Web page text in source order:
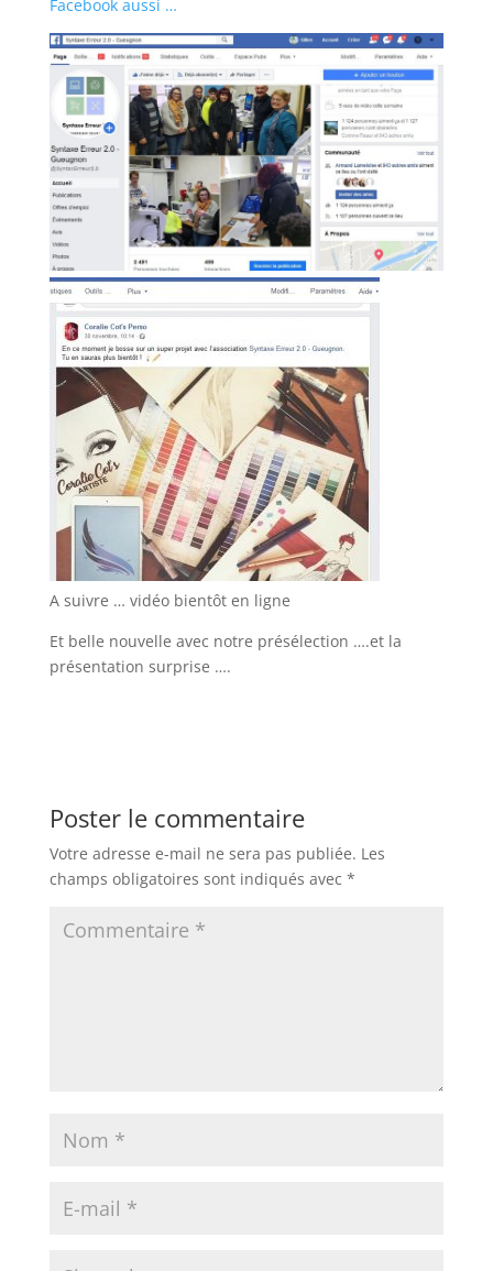
Facebook aussi …
A suivre … vidéo bientôt en ligne
Et belle nouvelle avec notre présélection ….et la
présentation surprise ….
Poster le commentaire
Votre adresse e-mail ne sera pas publiée. Les
champs obligatoires sont indiqués avec *